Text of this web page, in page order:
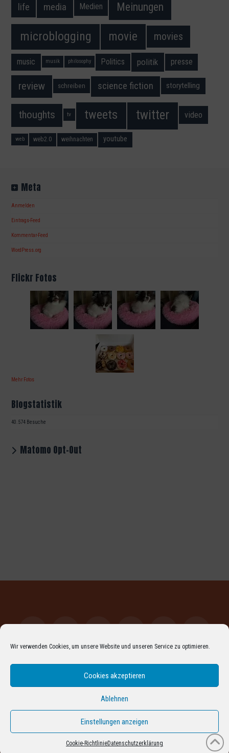
Wir verwenden Cookies, um unsere Website und unseren Service zu optimieren.
Cookies akzeptieren
Ablehnen
Einstellungen anzeigen
Cookie-RichtlinieDatenschutzerklärung
life media Medien Meinungen
microblogging movie movies
music musik philosophy Politics politik presse
review schreiben science fiction storytelling
thoughts tv tweets twitter video
web web2.0 weihnachten youtube
Meta
Anmelden
Eintrags-Feed
Kommentar-Feed
WordPress.org
Flickr Fotos
Mehr Fotos
Blogstatistik
40.574 Besuche
Matomo Opt-Out
PinterestFlickr RSS
PROUDLY POWERED BY THE